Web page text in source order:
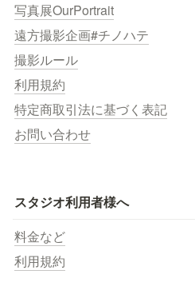
写真展OurPortrait
遠方撮影企画#チノハテ
撮影ルール
利用規約
特定商取引法に基づく表記
お問い合わせ
スタジオ利用者様へ
料金など
利用規約